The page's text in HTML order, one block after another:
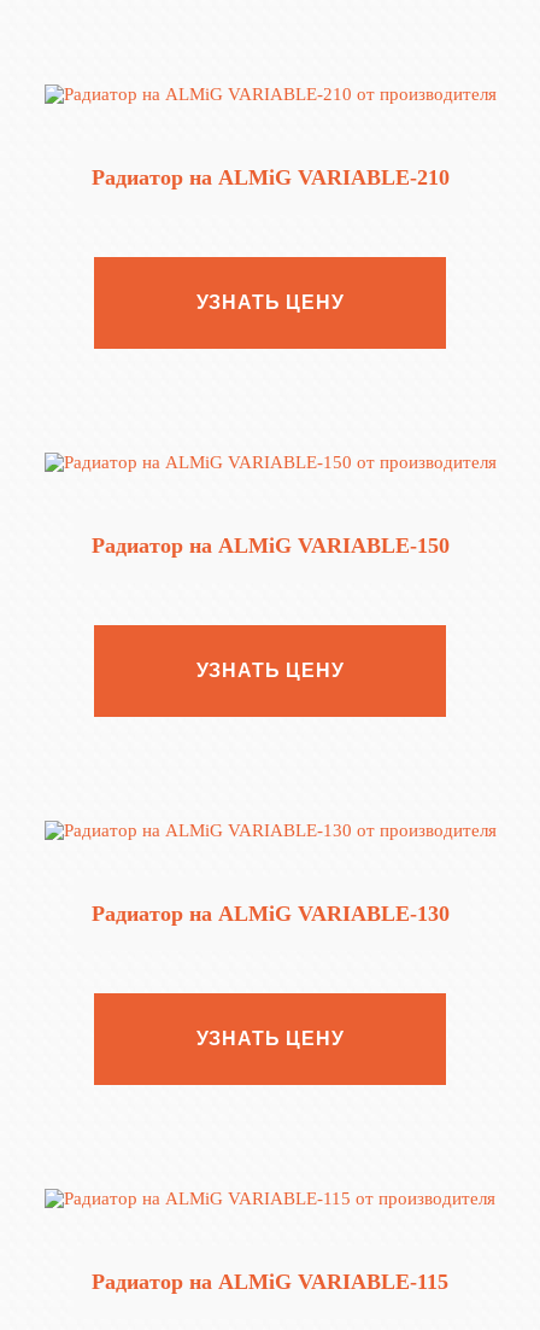
Радиатор на ALMiG VARIABLE‑210
УЗНАТЬ ЦЕНУ
Радиатор на ALMiG VARIABLE‑150
УЗНАТЬ ЦЕНУ
Радиатор на ALMiG VARIABLE‑130
УЗНАТЬ ЦЕНУ
Радиатор на ALMiG VARIABLE‑115